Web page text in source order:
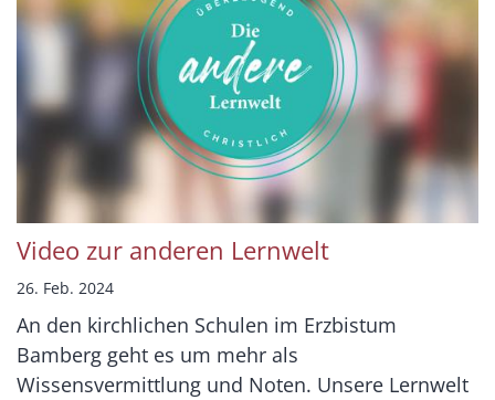
Video zur anderen Lernwelt
26. Feb. 2024
An den kirchlichen Schulen im Erzbistum
Bamberg geht es um mehr als
Wissensvermittlung und Noten. Unsere Lernwelt